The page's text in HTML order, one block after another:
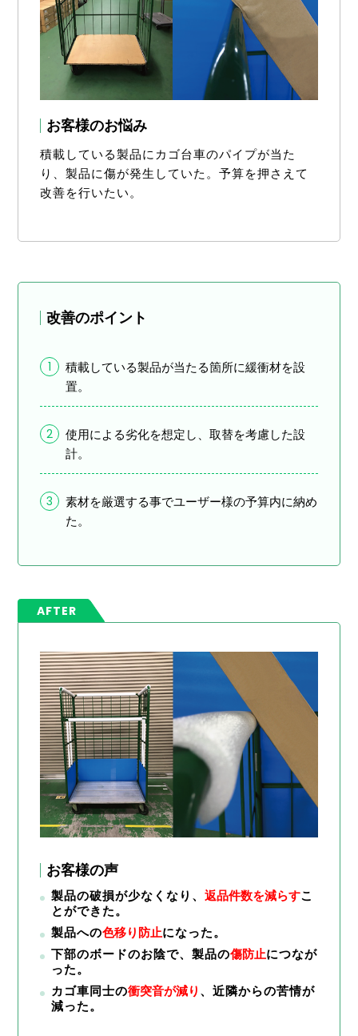
お客様のお悩み
積載している製品にカゴ台車のパイプが当た
り、製品に傷が発生していた。予算を押さえて
改善を行いたい。
改善のポイント
1
積載している製品が当たる箇所に緩衝材を設
置。
2
使用による劣化を想定し、取替を考慮した設
計。
3
素材を厳選する事でユーザー様の予算内に納め
た。
AFTER
お客様の声
製品の破損が少なくなり、返品件数を減らすこ
とができた。
製品への色移り防止になった。
下部のボードのお陰で、製品の傷防止につなが
った。
カゴ車同士の衝突音が減り 、近隣からの苦情が
減った。